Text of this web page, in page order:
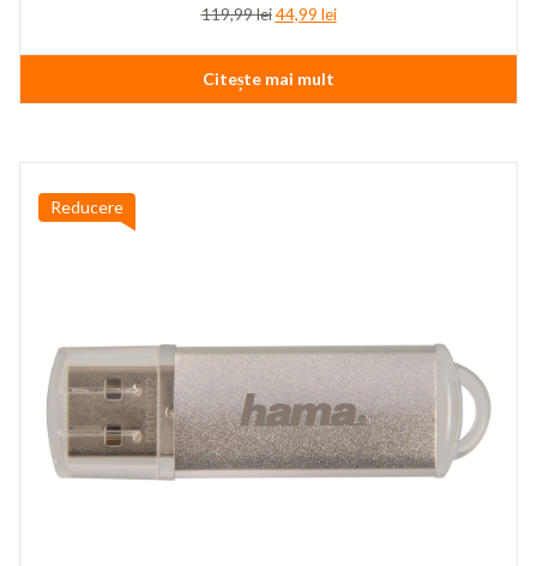
119,99lei Prețul
a
fost:
119,99 lei.
44,99 leiPrețul
este:
Citește mai mult
Reducere